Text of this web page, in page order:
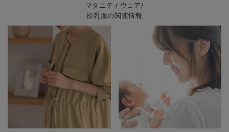
マタニティウェア/
授乳服の関連情報